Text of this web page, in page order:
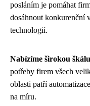
posláním je pomáhat
dosáhnout konkurenční
technologií.
Nabízíme širokou
potřeby firem všech
oblasti patří
na míru.